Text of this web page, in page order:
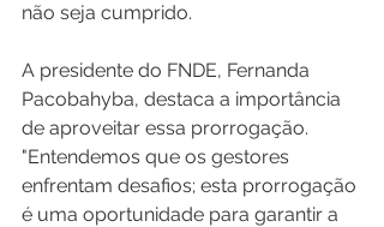
não seja cumprido.
A presidente do FNDE, Fernanda
Pacobahyba, destaca a importância
de aproveitar essa prorrogação.
"Entendemos que os gestores
enfrentam desafios; esta prorrogação
é uma oportunidade para garantir a